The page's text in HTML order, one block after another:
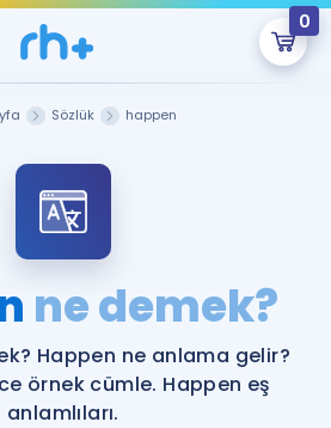
0
ÜYE DEĞİLİM
Şu An Boş.
hazırlayacak onlarca eğitim seni
bekliyor!
Sözlük happen
ne demek?
Happen ne anlama gelir?
örnek cümle. Happen eş
anlamlıları.